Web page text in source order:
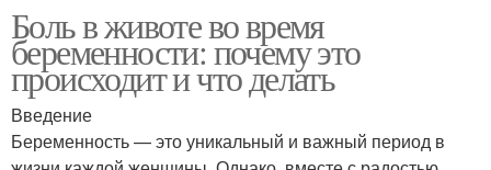
Боль в животе во время
беременности: почему это
происходит и что делать
Введение
Беременность — это уникальный и важный период в